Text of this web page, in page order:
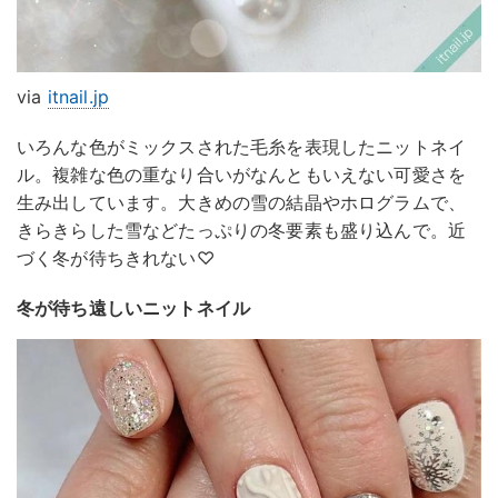
via itnail.jp
いろんな色がミックスされた毛糸を表現したニットネイ
ル。複雑な色の重なり合いがなんともいえない可愛さを
生み出しています。大きめの雪の結晶やホログラムで、
きらきらした雪などたっぷりの冬要素も盛り込んで。近
づく冬が待ちきれない♡
冬が待ち遠しいニットネイル